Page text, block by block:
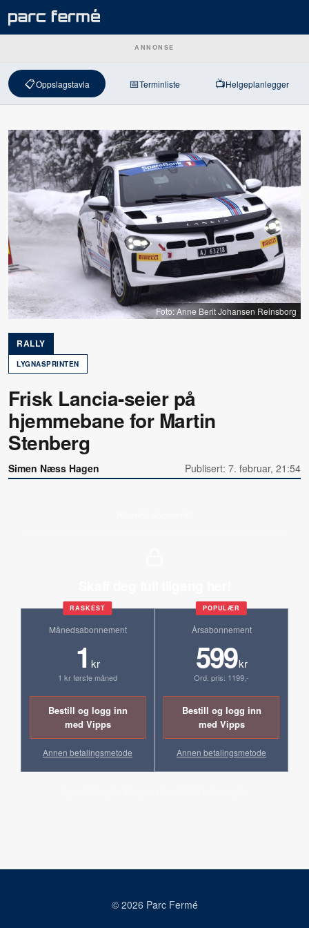
ANNONSE
📋Oppslagstavla 📅Terminliste 📺Helgeplanlegger
Foto: Anne Berit Johansen Reinsborg
RALLY
LYGNASPRINTEN
Frisk Lancia-seier på
hjemmebane for Martin
Stenberg
Simen Næss Hagen Publisert: 7. februar, 21:54
RASKEST
Månedsabonnement
1 kr
1 kr første måned
Bestill og logg inn
med Vipps
Annen betalingsmetode
POPULÆR
Årsabonnement
599kr
Ord. pris: 1199,-
Bestill og logg inn
med Vipps
Annen betalingsmetode
© 2026 Parc Fermé